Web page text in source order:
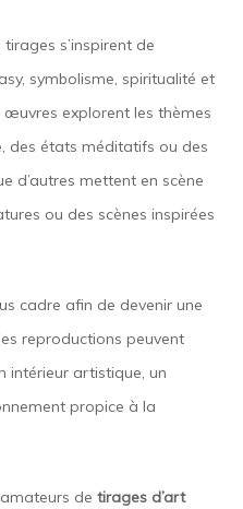
s’inspirent de
symbolisme, spiritualité et
explorent les thèmes
des états méditatifs ou des
d’autres mettent en scène
ou des scènes inspirées
cadre afin de devenir une
reproductions peuvent
intérieur artistique, un
propice à la
de tirages d’art